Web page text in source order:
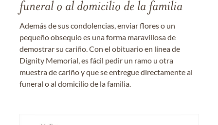
funeral o al domicilio de la familia
Además de sus condolencias, enviar flores o un
pequeño obsequio es una forma maravillosa de
demostrar su cariño. Con el obituario en línea de
Dignity Memorial, es fácil pedir un ramo u otra
muestra de cariño y que se entregue directamente al
funeral o al domicilio de la familia.